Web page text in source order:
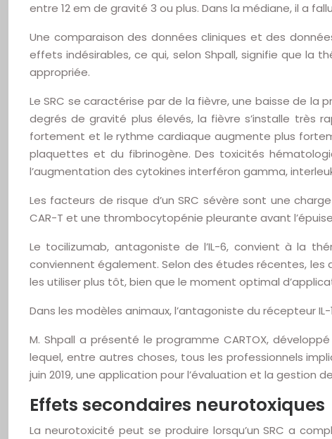
entre 12 em de gravité 3 ou plus. Dans la médiane, il a
Une comparaison des données cliniques et des
effets indésirables, ce qui, selon Shpall, signifie que la
appropriée.
Le SRC se caractérise par de la fièvre, une baisse de la
degrés de gravité plus élevés, la fièvre s’installe très
fortement et le rythme cardiaque augmente plus
plaquettes et du fibrinogène. Des toxicités
l’augmentation des cytokines interféron gamma,
Les facteurs de risque d’un SRC sévère sont une
CAR-T et une thrombocytopénie pleurante avant
Le tocilizumab, antagoniste de l’IL-6, convient à la
conviennent également. Selon des études récentes, les
les utiliser plus tôt, bien que le moment optimal
Dans les modèles animaux, l’antagoniste du récepteur
M. Shpall a présenté le programme CARTOX,
lequel, entre autres choses, tous les professionnels
juin 2019, une application pour l’évaluation et la gestion
Effets secondaires neurotoxiques
La neurotoxicité peut se produire lorsqu’un SRC a